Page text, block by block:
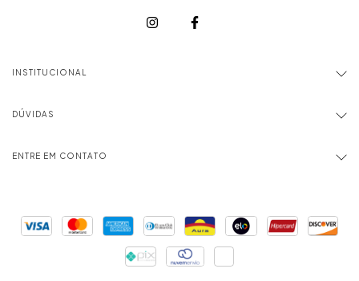
INSTITUCIONAL
DÚVIDAS
ENTRE EM CONTATO